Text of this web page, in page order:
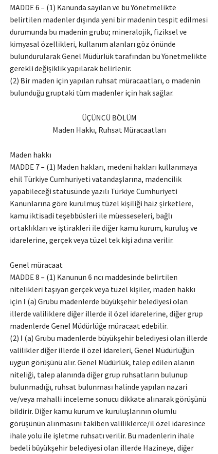
MADDE 6 – (1) Kanunda sayılan ve bu Yönetmelikte
belirtilen madenler dışında yeni bir madenin tespit edilmesi
durumunda bu madenin grubu; mineralojik, fiziksel ve
kimyasal özellikleri, kullanım alanları göz önünde
bulundurularak Genel Müdürlük tarafından bu Yönetmelikte
gerekli değişiklik yapılarak belirlenir.
(2) Bir maden için yapılan ruhsat müracaatları, o madenin
bulunduğu gruptaki tüm madenler için hak sağlar.
ÜÇÜNCÜ BÖLÜM
Maden Hakkı, Ruhsat Müracaatları
Maden hakkı
MADDE 7 – (1) Maden hakları, medeni hakları kullanmaya
ehil Türkiye Cumhuriyeti vatandaşlarına, madencilik
yapabileceği statüsünde yazılı Türkiye Cumhuriyeti
Kanunlarına göre kurulmuş tüzel kişiliği haiz şirketlere,
kamu iktisadi teşebbüsleri ile müesseseleri, bağlı
ortaklıkları ve iştirakleri ile diğer kamu kurum, kuruluş ve
idarelerine, gerçek veya tüzel tek kişi adına verilir.
Genel müracaat
MADDE 8 – (1) Kanunun 6 ncı maddesinde belirtilen
nitelikleri taşıyan gerçek veya tüzel kişiler, maden hakkı
için I (a) Grubu madenlerde büyükşehir belediyesi olan
illerde valiliklere diğer illerde il özel idarelerine, diğer grup
madenlerde Genel Müdürlüğe müracaat edebilir.
(2) I (a) Grubu madenlerde büyükşehir belediyesi olan illerde
valilikler diğer illerde il özel idareleri, Genel Müdürlüğün
uygun görüşünü alır. Genel Müdürlük, talep edilen alanın
niteliği, talep alanında diğer grup ruhsatların bulunup
bulunmadığı, ruhsat bulunması halinde yapılan nazari
ve/veya mahalli inceleme sonucu dikkate alınarak görüşünü
bildirir. Diğer kamu kurum ve kuruluşlarının olumlu
görüşünün alınmasını takiben valiliklerce/il özel idaresince
ihale yolu ile işletme ruhsatı verilir. Bu madenlerin ihale
bedeli büyükşehir belediyesi olan illerde Hazineye, diğer